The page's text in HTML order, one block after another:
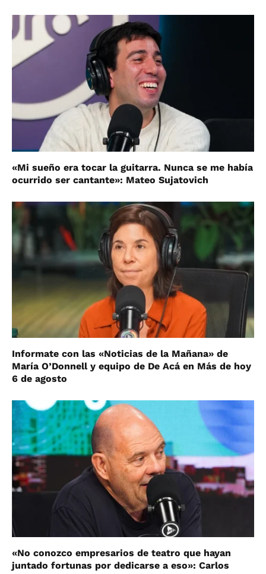
«Mi sueño era tocar la guitarra. Nunca se me había
ocurrido ser cantante»: Mateo Sujatovich
Informate con las «Noticias de la Mañana» de
María O’Donnell y equipo de De Acá en Más de hoy
6 de agosto
«No conozco empresarios de teatro que hayan
juntado fortunas por dedicarse a eso»: Carlos